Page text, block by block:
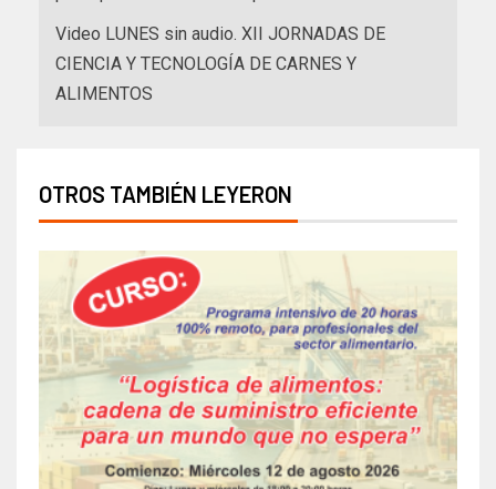
Video LUNES sin audio. XII JORNADAS DE
CIENCIA Y TECNOLOGÍA DE CARNES Y
ALIMENTOS
OTROS TAMBIÉN LEYERON